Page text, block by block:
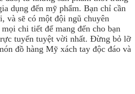
dụng đến mỹ phẩm. Bạn chỉ cần
và sẽ có một đội ngũ chuyên
chi tiết để mang đến cho bạn
tuyến tuyệt vời nhất. Đừng bỏ lỡ
đồ hàng Mỹ xách tay độc đáo và